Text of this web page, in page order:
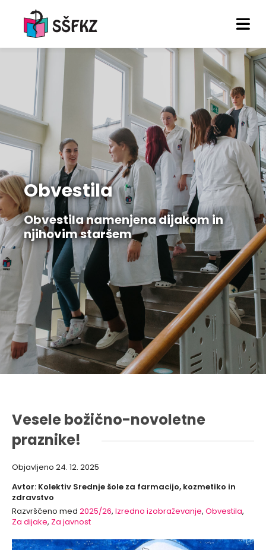
Obvestila
Obvestila namenjena dijakom in
njihovim staršem
Vesele božično-novoletne
praznike!
Objavljeno 24. 12. 2025
Avtor: Kolektiv Srednje šole za farmacijo, kozmetiko in
zdravstvo
Razvrščeno med 2025/26, Izredno izobraževanje, Obvestila,
Za dijake, Za javnost